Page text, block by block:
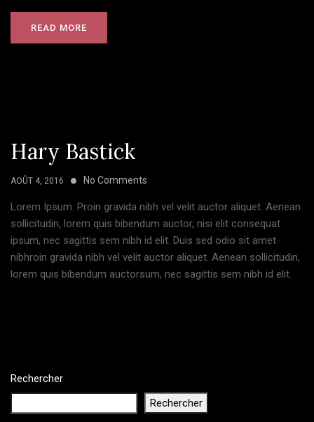
Rechercher
Rechercher
READ MORE
Hary Bastick
AOÛT 4, 2016 No Comments
Lorem Ipsum. Proin gravida nibh vel velit auctor aliquet. Aenean
sollicitudin, lorem quis bibendum auctor, nisi elit consequat
ipsum, nec sagittis sem nibh id elit. Duis sed odio sit amet
nibhroin gravida nibh vel velit auctor aliquet. Aenean sollicitudin,
lorem quis bibendum auctorsum, nec sagittis sem nibh id elit.